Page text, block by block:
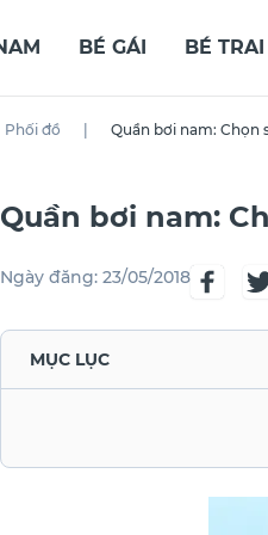
BÉ GÁI BÉ TRAI
Phối đồ Quần bơi nam: Chọn
Quần bơi nam:
Ngày đăng: 23/05/2018
MỤC LỤC